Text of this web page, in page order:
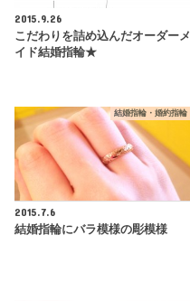
2015.9.26
こだわりを詰め込んだオーダーメ
イド結婚指輪★
結婚指輪・婚約指輪
2015.7.6
結婚指輪にバラ模様の彫模様